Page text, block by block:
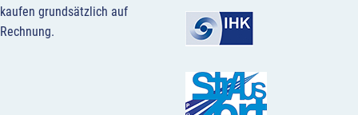
kaufen grundsätzlich auf
Rechnung.